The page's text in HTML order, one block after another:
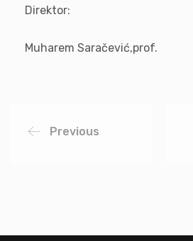
Direktor:
Muharem Saračević,prof.
Previous